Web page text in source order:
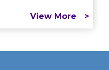
View More >